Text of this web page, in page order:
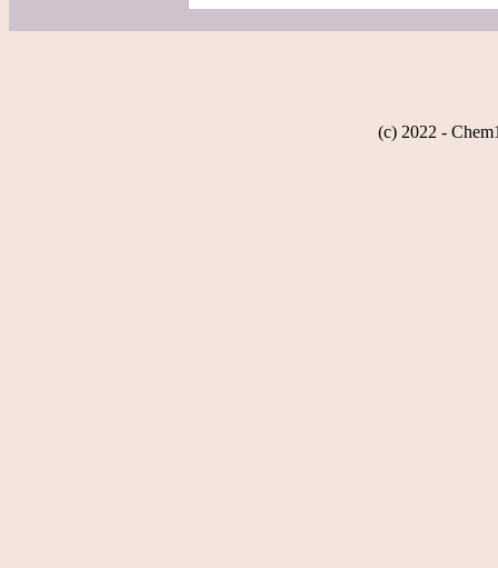
(c) 2022 -